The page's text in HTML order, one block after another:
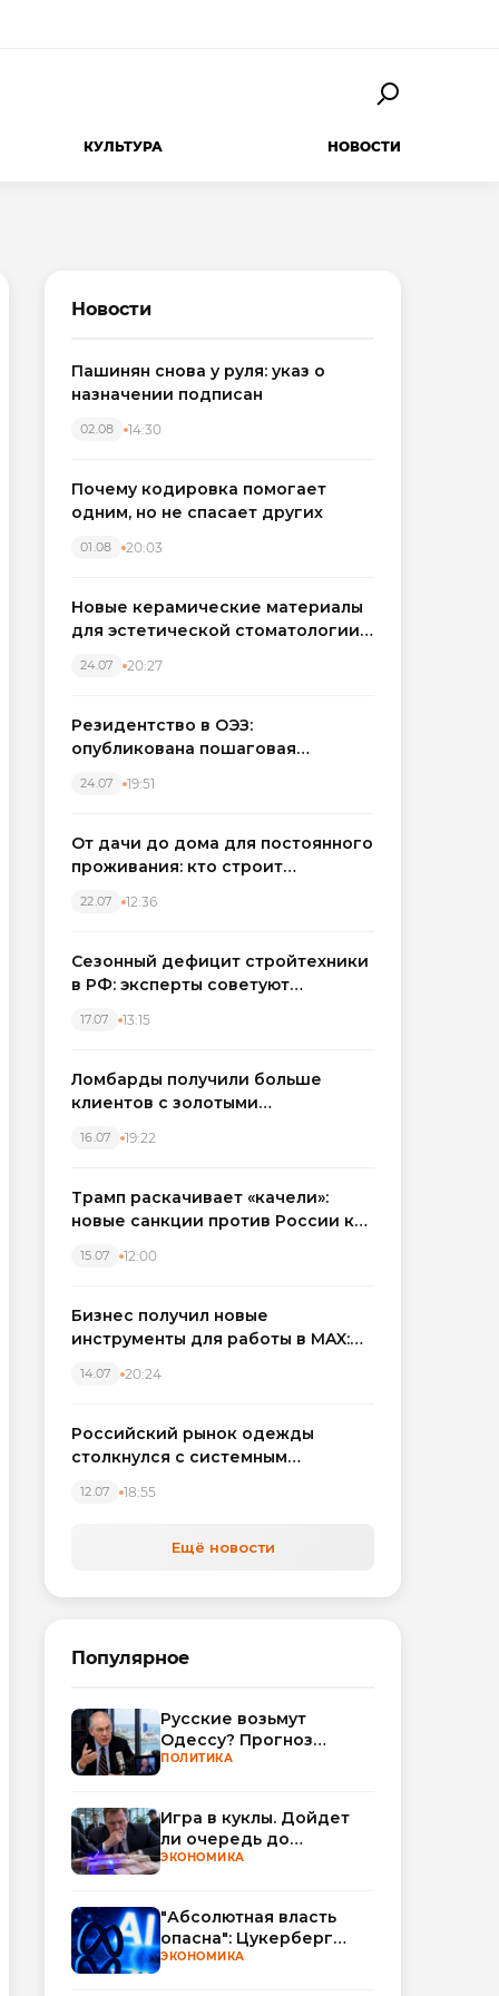
КУЛЬТУРА НОВОСТИ
Новости
Пашинян снова у руля: указ о
назначении подписан
02.08 14:30
Почему кодировка помогает
одним, но не спасает других
01.08 20:03
Новые керамические материалы
для эстетической стоматологии
24.07 20:27
Резидентство в ОЭЗ:
опубликована пошаговая
налоговых льгот для инвесторов
24.07 19:51
От дачи до дома для постоянного
проживания: кто строит
Западном регионе
22.07 12:36
Сезонный дефицит стройтехники
в РФ: эксперты советуют
17.07 13:15
Ломбарды получили больше
клиентов с золотыми
вырос на фоне подорожания
16.07 19:22
Трамп раскачивает «качели»:
новые санкции против России как
15.07 12:00
Бизнес получил новые
инструменты для работы в MAX:
автоматизируют обработку
14.07 20:24
Российский рынок одежды
столкнулся с системным
12.07 18:55
Ещё новости
Популярное
Русские возьмут
Одессу? Прогноз
Миршаймера
ПОЛИТИКА
Игра в куклы. Дойдет
ли очередь до
Миллера?
ЭКОНОМИКА
"Абсолютная власть
опасна": Цукерберг
резко критикует OpenAI
ЭКОНОМИКА